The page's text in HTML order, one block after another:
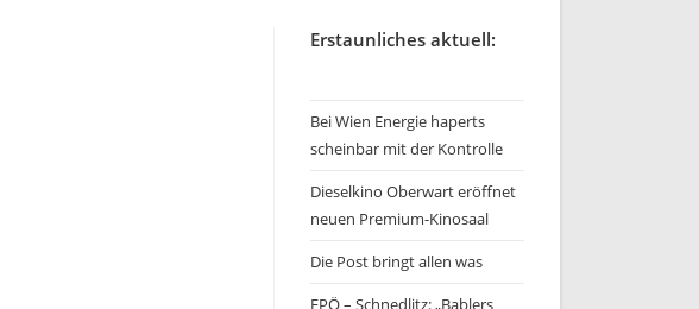
Erstaunliches aktuell:
Bei Wien Energie haperts
scheinbar mit der Kontrolle
Dieselkino Oberwart eröffnet
neuen Premium-Kinosaal
Die Post bringt allen was
FPÖ – Schnedlitz: „Bablers